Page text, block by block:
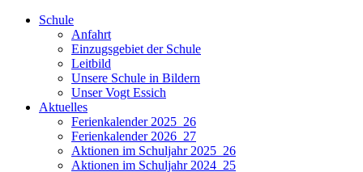
Schule
Anfahrt
Einzugsgebiet der Schule
Leitbild
Unsere Schule in Bildern
Unser Vogt Essich
Aktuelles
Ferienkalender 2025_26
Ferienkalender 2026_27
Aktionen im Schuljahr 2025_26
Aktionen im Schuljahr 2024_25